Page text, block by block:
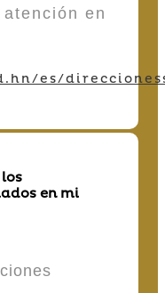
en
es/
en mi